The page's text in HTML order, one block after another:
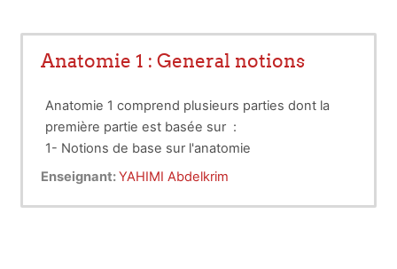
Anatomie 1 : General notions
Anatomie 1 comprend plusieurs parties dont la
première partie est basée sur :
1- Notions de base sur l'anatomie
2- Ostéologiedes membres thoraciques ,
colonnevertébrale et la cage thoracique).
Enseignant:YAHIMI Abdelkrim